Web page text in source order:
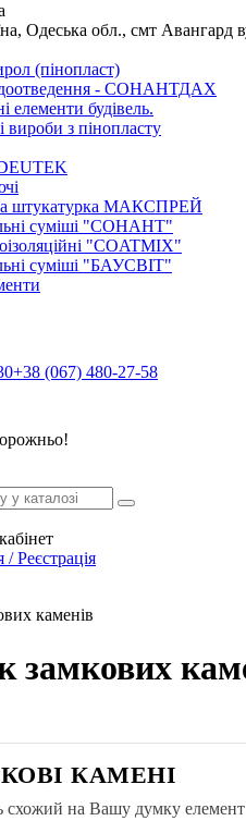
Одеська обл., смт Авангард
(пінопласт)
- СОНАНТДАХ
елементи будівель.
вироби з пінопласту
штукатурка МАКСПРЕЙ
суміші "СОНАНТ"
"COATMIX"
суміші "БАУСВІТ"
+38 (067) 480-27-58
/ Реєстрація
каменів
замкових
КАМЕНІ
схожий на Вашу думку елемент